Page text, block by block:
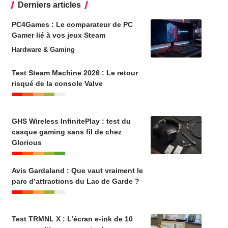
Derniers articles
PC4Games : Le comparateur de PC
Gamer lié à vos jeux Steam
Hardware & Gaming
Test Steam Machine 2026 : Le retour
risqué de la console Valve
GHS Wireless InfinitePlay : test du
casque gaming sans fil de chez
Glorious
Avis Gardaland : Que vaut vraiment le
parc d’attractions du Lac de Garde ?
Test TRMNL X : L’écran e-ink de 10